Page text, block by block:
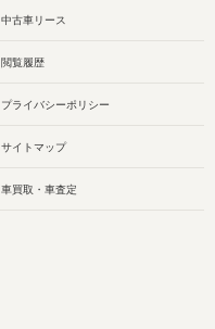
中古車リース
閲覧履歴
プライバシーポリシー
サイトマップ
車買取・車査定